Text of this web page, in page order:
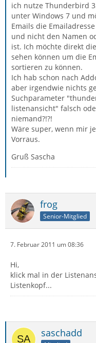
ich nutze Thunderbird
unter Windows 7 und
Emails die
und nicht den Namen
ist. Ich möchte direkt
sehen können um die
sortieren zu können.
Ich hab schon nach
aber irgendwie nichts
Suchparameter
listenansicht" falsch
niemand?!?!
Wäre super, wenn mir
Vorraus.
Gruß Sascha
frog
Senior-Mitglied
7. Februar 2011 um 08:36
Hi,
klick mal in der
Listenkopf...
saschadd